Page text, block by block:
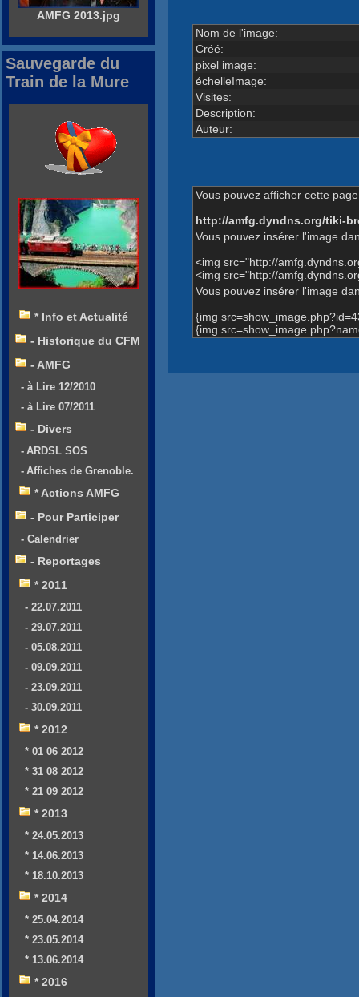
Nom de l'image:
Créé:
pixel image:
échelleImage:
Visites:
Description:
Auteur:
Vous pouvez afficher cette
http://amfg.dyndns.org/tiki-
Vous pouvez insérer l'image
<img src="http://
<img src="http://
Vous pouvez insérer l'image
{img
{img
AMFG 2013.jpg
Sauvegarde du
Train de la Mure
* Info et Actualité
- Historique du CFM
- AMFG
- à Lire 12/2010
- à Lire 07/2011
- Divers
- ARDSL SOS
- Affiches de Grenoble.
* Actions AMFG
- Pour Participer
- Calendrier
- Reportages
* 2011
- 22.07.2011
- 29.07.2011
- 05.08.2011
- 09.09.2011
- 23.09.2011
- 30.09.2011
* 2012
* 01 06 2012
* 31 08 2012
* 21 09 2012
* 2013
* 24.05.2013
* 14.06.2013
* 18.10.2013
* 2014
* 25.04.2014
* 23.05.2014
* 13.06.2014
* 2016